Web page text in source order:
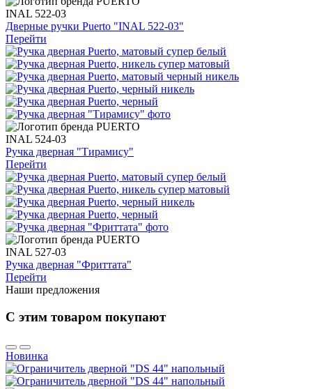
INAL 522-03
Дверные ручки Puerto "INAL 522-03"
Перейти
INAL 524-03
Ручка дверная "Тирамису"
Перейти
INAL 527-03
Ручка дверная "Фриттата"
Перейти
Наши предложения
С этим товаром покупают
Новинка